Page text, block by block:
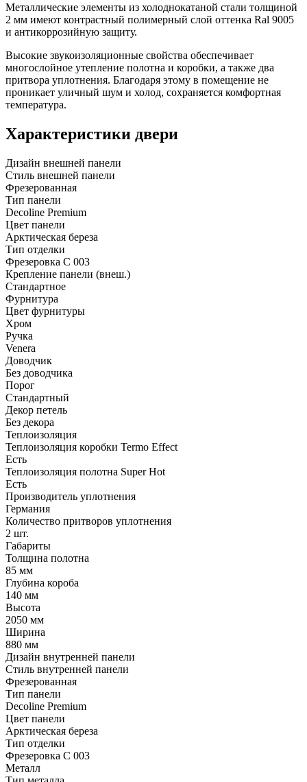
Металлические элементы из холоднокатаной стали толщиной
2 мм имеют контрастный полимерный слой оттенка Ral 9005
и антикоррозийную защиту.
Высокие звукоизоляционные свойства обеспечивает
многослойное утепление полотна и коробки, а также два
притвора уплотнения. Благодаря этому в помещение не
проникает уличный шум и холод, сохраняется комфортная
температура.
Характеристики двери
Дизайн внешней панели
Стиль внешней панели
Фрезерованная
Тип панели
Decoline Premium
Цвет панели
Арктическая береза
Тип отделки
Фрезеровка C 003
Крепление панели (внеш.)
Стандартное
Фурнитура
Цвет фурнитуры
Хром
Ручка
Venera
Доводчик
Без доводчика
Порог
Стандартный
Декор петель
Без декора
Теплоизоляция
Теплоизоляция коробки Termo Effect
Есть
Теплоизоляция полотна Super Нot
Есть
Производитель уплотнения
Германия
Количество притворов уплотнения
2 шт.
Габариты
Толщина полотна
85 мм
Глубина короба
140 мм
Высота
2050 мм
Ширина
880 мм
Дизайн внутренней панели
Стиль внутренней панели
Фрезерованная
Тип панели
Decoline Premium
Цвет панели
Арктическая береза
Тип отделки
Фрезеровка C 003
Металл